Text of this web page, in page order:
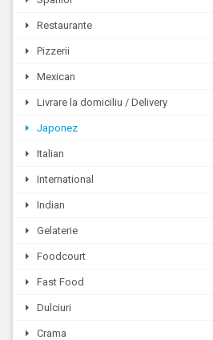
Restaurante
Pizzerii
Mexican
Livrare la domiciliu / Delivery
Japonez
Italian
International
Indian
Gelaterie
Foodcourt
Fast Food
Dulciuri
Crama